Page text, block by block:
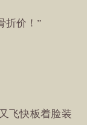
折价！”
飞快板着脸装